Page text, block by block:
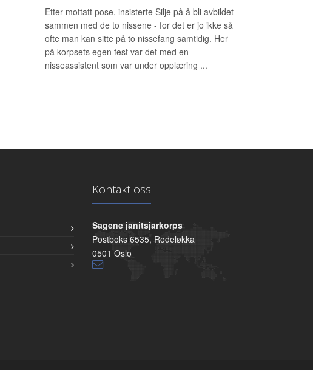
Etter mottatt pose, insisterte Silje på å bli avbildet
sammen med de to nissene - for det er jo ikke så
ofte man kan sitte på to nissefang samtidig. Her
på korpsets egen fest var det med en
nisseassistent som var under opplæring ...
Kontakt oss
Sagene janitsjarkorps
Postboks 6535, Rodeløkka
0501 Oslo